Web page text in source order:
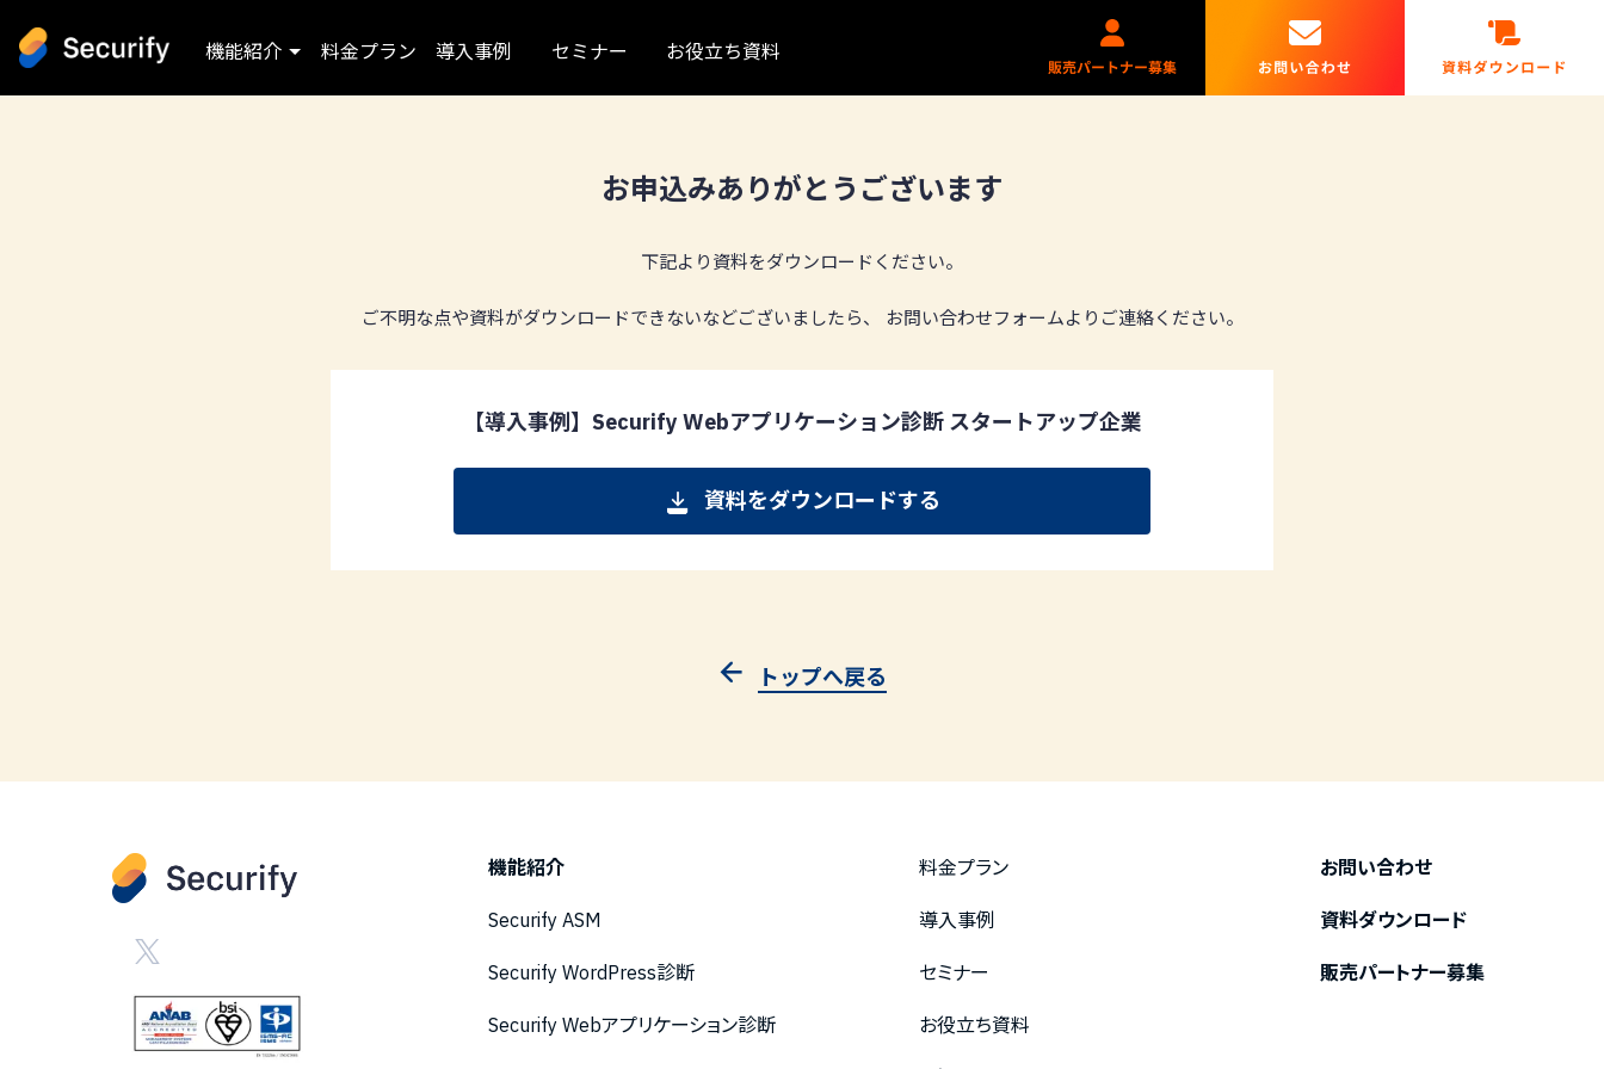
機能紹介 料金プラン 導入事例 セミナー お役立ち資料
お申込みありがとうございます
下記より資料をダウンロードください。
ご不明な点や資料がダウンロードできないなどございましたら、 お問い合わせフォームよりご連絡ください。
【導入事例】Securify Webアプリケーション診断 スタートアップ企業
資料をダウンロードする
トップへ戻る
機能紹介
Securify ASM
Securify WordPress診断
Securify Webアプリケーション診断
料金プラン
導入事例
セミナー
お役立ち資料
お問い合わせ
資料ダウンロード
販売パートナー募集